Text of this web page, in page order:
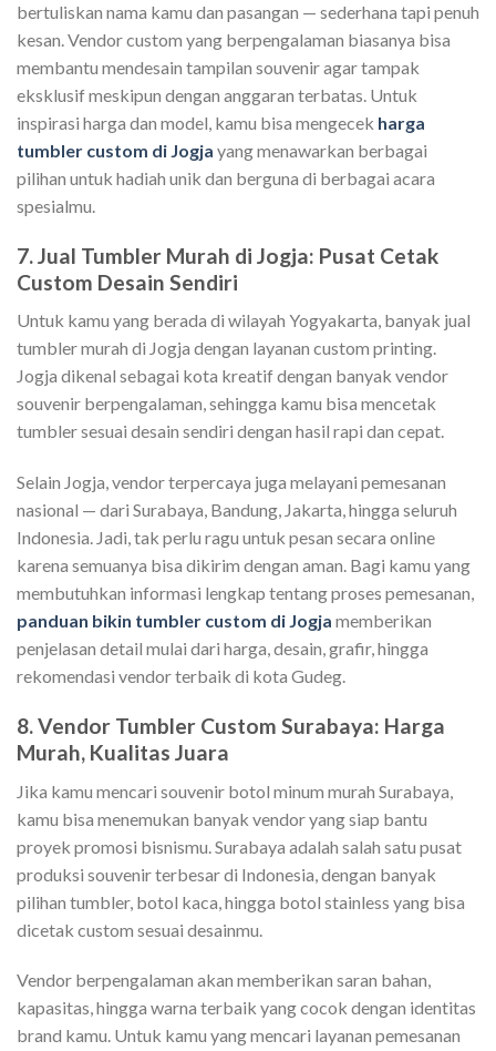
bertuliskan nama kamu dan pasangan — sederhana tapi penuh
kesan. Vendor custom yang berpengalaman biasanya bisa
membantu mendesain tampilan souvenir agar tampak
eksklusif meskipun dengan anggaran terbatas. Untuk
inspirasi harga dan model, kamu bisa mengecek harga
tumbler custom di Jogja yang menawarkan berbagai
pilihan untuk hadiah unik dan berguna di berbagai acara
spesialmu.
7. Jual Tumbler Murah di Jogja: Pusat Cetak
Custom Desain Sendiri
Untuk kamu yang berada di wilayah Yogyakarta, banyak jual
tumbler murah di Jogja dengan layanan custom printing.
Jogja dikenal sebagai kota kreatif dengan banyak vendor
souvenir berpengalaman, sehingga kamu bisa mencetak
tumbler sesuai desain sendiri dengan hasil rapi dan cepat.
Selain Jogja, vendor terpercaya juga melayani pemesanan
nasional — dari Surabaya, Bandung, Jakarta, hingga seluruh
Indonesia. Jadi, tak perlu ragu untuk pesan secara online
karena semuanya bisa dikirim dengan aman. Bagi kamu yang
membutuhkan informasi lengkap tentang proses pemesanan,
panduan bikin tumbler custom di Jogja memberikan
penjelasan detail mulai dari harga, desain, grafir, hingga
rekomendasi vendor terbaik di kota Gudeg.
8. Vendor Tumbler Custom Surabaya: Harga
Murah, Kualitas Juara
Jika kamu mencari souvenir botol minum murah Surabaya,
kamu bisa menemukan banyak vendor yang siap bantu
proyek promosi bisnismu. Surabaya adalah salah satu pusat
produksi souvenir terbesar di Indonesia, dengan banyak
pilihan tumbler, botol kaca, hingga botol stainless yang bisa
dicetak custom sesuai desainmu.
Vendor berpengalaman akan memberikan saran bahan,
kapasitas, hingga warna terbaik yang cocok dengan identitas
brand kamu. Untuk kamu yang mencari layanan pemesanan